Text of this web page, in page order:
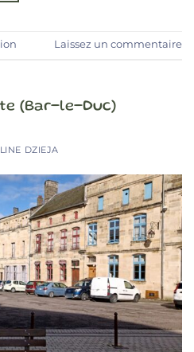
Laissez un commentaire
(Bar-le-Duc)
DZIEJA